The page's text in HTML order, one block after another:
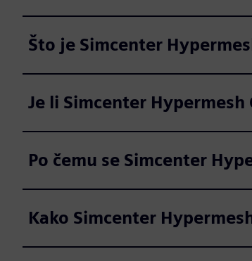
Što je Simcenter
Je li Simcenter Hypermesh
Po čemu se Simcenter
Kako Simcenter